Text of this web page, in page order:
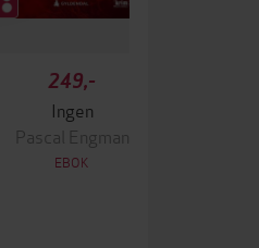
249,-
Ingen
Pascal Engman
EBOK